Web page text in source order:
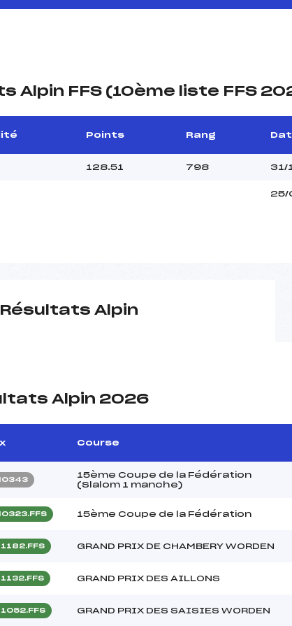
Alpin FFS (10ème liste FFS
Points Rang
128.51 798 31/
25/
Résultats Alpin
Alpin 2026
Course
15ème Coupe de la Fédération
(Slalom 1 manche)
15ème Coupe de la Fédération
GRAND PRIX DE CHAMBERY WORDEN
GRAND PRIX DES AILLONS
GRAND PRIX DES SAISIES WORDEN